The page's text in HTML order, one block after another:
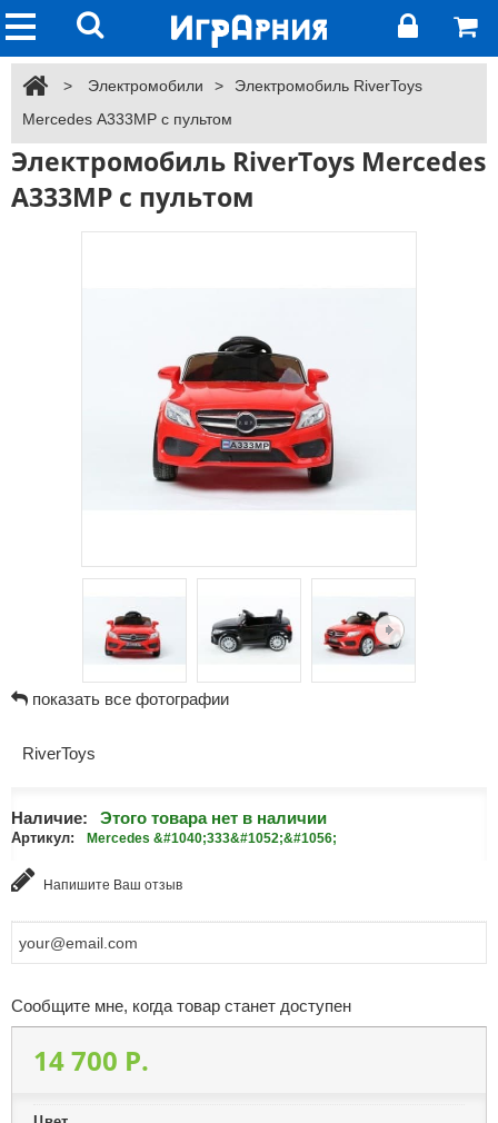
> Электромобили >
Электромобиль RiverToys
Mercedes А333МР с пультом
Электромобиль RiverToys Mercedes
А333МР с пультом
показать все фотографии
RiverToys
Наличие: Этого товара нет в наличии
Артикул: Mercedes &#1040;333&#1052;&#1056;
Напишите Ваш отзыв
Сообщите мне, когда товар станет доступен
14 700 P.